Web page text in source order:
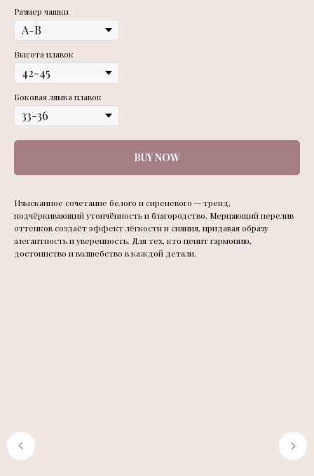
Размер чашки
Высота плавок
Боковая лямка плавок
BUY NOW
Изысканное сочетание белого и сиреневого — тренд,
подчёркивающий утончённость и благородство. Мерцающий перелив
оттенков создаёт эффект лёгкости и сияния, придавая образу
элегантность и уверенность. Для тех, кто ценит гармонию,
достоинство и волшебство в каждой детали.